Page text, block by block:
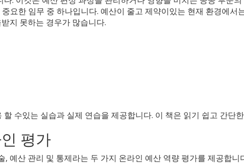
요한 임무 중 하나입니다. 예산이 줄고 제약이있는 현재 환경에서
지 못하는 경우가 많습니다.
수있는 실습과 실제 연습을 제공합니다. 이 책은 읽기 쉽고 간단
평가
예산 관리 및 통제라는 두 가지 온라인 예산 역량 평가를 제공합니